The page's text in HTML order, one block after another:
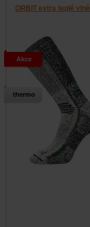
ORBIT extra teplé
thermo
Akce